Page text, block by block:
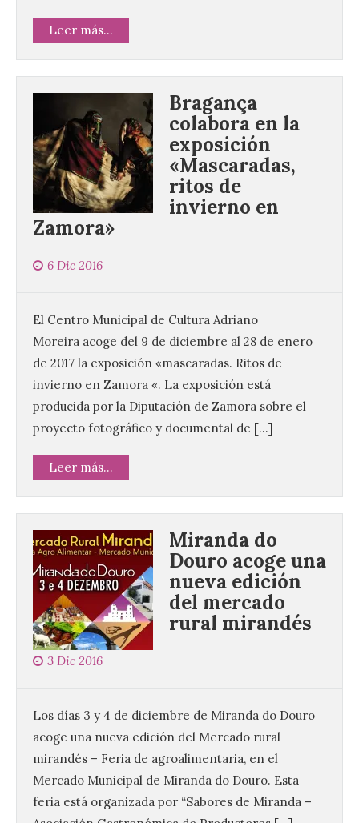
Leer más...
Bragança
colabora en la
exposición
«Mascaradas,
ritos de
invierno en
Zamora»
6 Dic 2016
El Centro Municipal de Cultura Adriano
Moreira acoge del 9 de diciembre al 28 de enero
de 2017 la exposición «mascaradas. Ritos de
invierno en Zamora «. La exposición está
producida por la Diputación de Zamora sobre el
proyecto fotográfico y documental de […]
Leer más...
Miranda do
Douro acoge una
nueva edición
del mercado
rural mirandés
3 Dic 2016
Los días 3 y 4 de diciembre de Miranda do Douro
acoge una nueva edición del Mercado rural
mirandés – Feria de agroalimentaria, en el
Mercado Municipal de Miranda do Douro. Esta
feria está organizada por “Sabores de Miranda –